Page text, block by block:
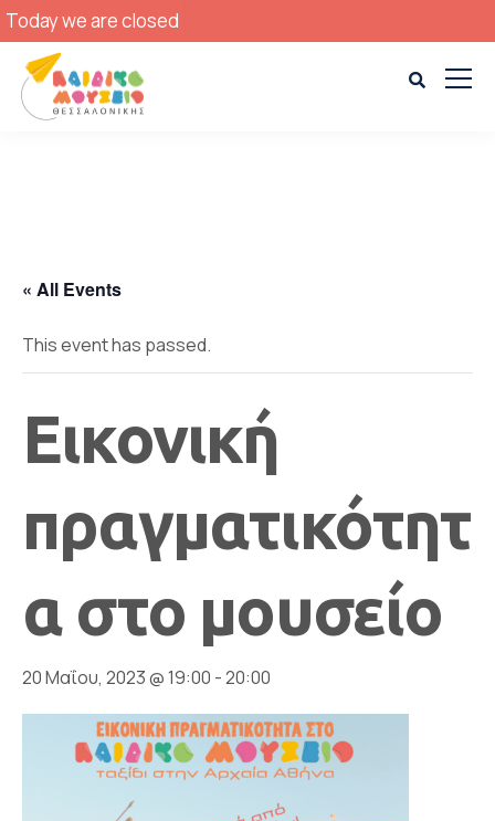
Today we are closed
« All Events
This event has passed.
Εικονική
πραγματικότητ
α στο μουσείο
20 Μαΐου, 2023 @ 19:00 -20:00